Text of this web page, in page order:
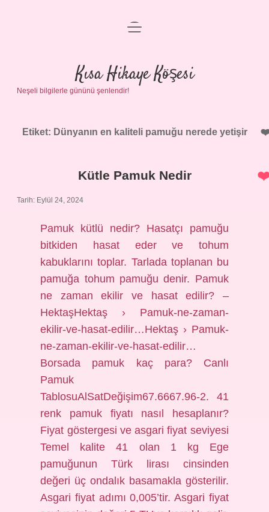
Anasayfa
Gizlilik Politikası
Yasal Uyarı
menüyü
Kısa Hikaye Köşesi
Neşeli bilgilerle gününü şenlendir!
Etiket: Dünyanın en kaliteli pamuğu nerede yetişir
Kütle Pamuk Nedir
Tarih: Eylül 24, 2024
Pamuk kütlü nedir? Hasatçı pamuğu
bitkiden hasat eder ve tohum
kabuklarını toplar. Tarlada toplanan bu
pamuğa tohum pamuğu denir. Pamuk
ne zaman ekilir ve hasat edilir? –
HektaşHektaş › Pamuk-ne-zaman-
ekilir-ve-hasat-edilir…Hektaş › Pamuk-
ne-zaman-ekilir-ve-hasat-edilir…
Borsada pamuk kaç para? Canlı
Pamuk
TablosuAlSatDeğişim67.6667.96-2. 41
renk pamuk fiyatı nasıl hesaplanır?
Fiyat göstergesi ve asgari fiyat seviyesi
Temel kalite 41 olan 1 kg Ege
pamuğunun Türk lirası cinsinden
değeri üç ondalık basamakla gösterilir.
Asgari fiyat adımı 0,005’tir. Asgari fiyat